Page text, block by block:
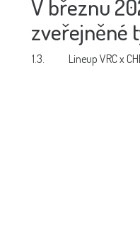
V březnu
zveřejněné
1.3. Lineup VRC x